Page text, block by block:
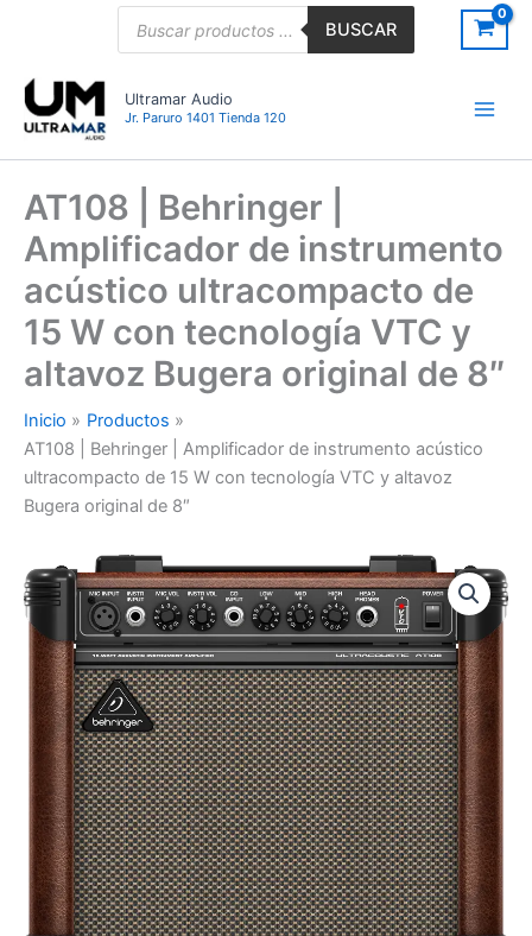
BUSCAR
Ultramar Audio
Jr. Paruro 1401 Tienda 120
AT108 | Behringer |
Amplificador de instrumento
acústico ultracompacto de
15 W con tecnología VTC y
altavoz Bugera original de 8″
Inicio
Productos
AT108 | Behringer | Amplificador de instrumento acústico
ultracompacto de 15 W con tecnología VTC y altavoz
Bugera original de 8″